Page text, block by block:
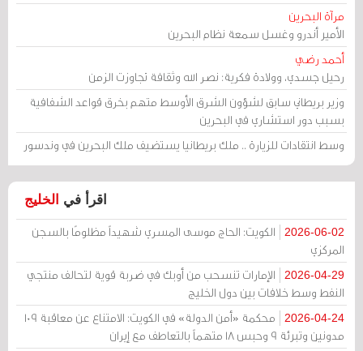
مرآة البحرين
الأمير أندرو وغسل سمعة نظام البحرين
أحمد رضي
رحيل جسدي، وولادة فكرية: نصر الله وثقافة تجاوزت الزمن
وزير بريطاني سابق لشؤون الشرق الأوسط متهم بخرق قواعد الشفافية
بسبب دور استشاري في البحرين
وسط انتقادات للزيارة .. ملك بريطانيا يستضيف ملك البحرين في وندسور
اقرأ في الخليج
2026-06-02
الكويت: الحاج موسى المسري شهيداً مظلومًا بالسجن
المركزي
2026-04-29
الإمارات تنسحب من أوبك في ضربة قوية لتحالف منتجي
النفط وسط خلافات بين دول الخليج
2026-04-24
محكمة «أمن الدولة» في الكويت: الامتناع عن معاقبة 109
مدونين وتبرئة 9 وحبس 18 متهماً بالتعاطف مع إيران